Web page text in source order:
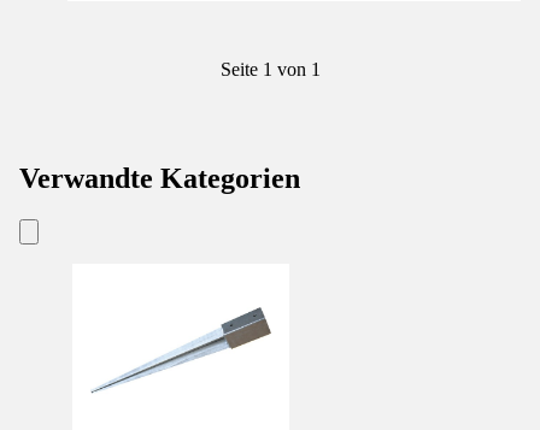
Seite 1 von 1
Verwandte Kategorien